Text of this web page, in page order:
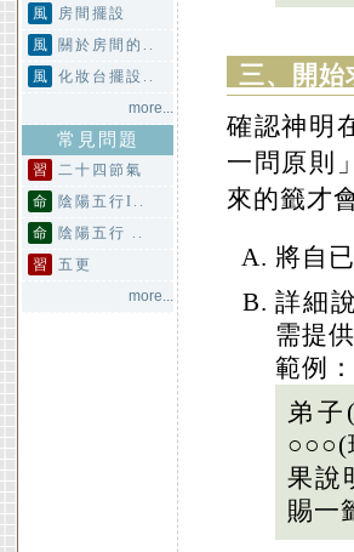
風
房間擺設
風
關於房間的..
風
化妝台擺設..
more...
常見問題
習
二十四節氣
命
陰陽五行I..
命
陰陽五行 ..
習
五更
more...
三、開始
確認神明
一問原則
來的籤才
將自
詳細
需提
範例：
弟
○○○(
果說
賜一